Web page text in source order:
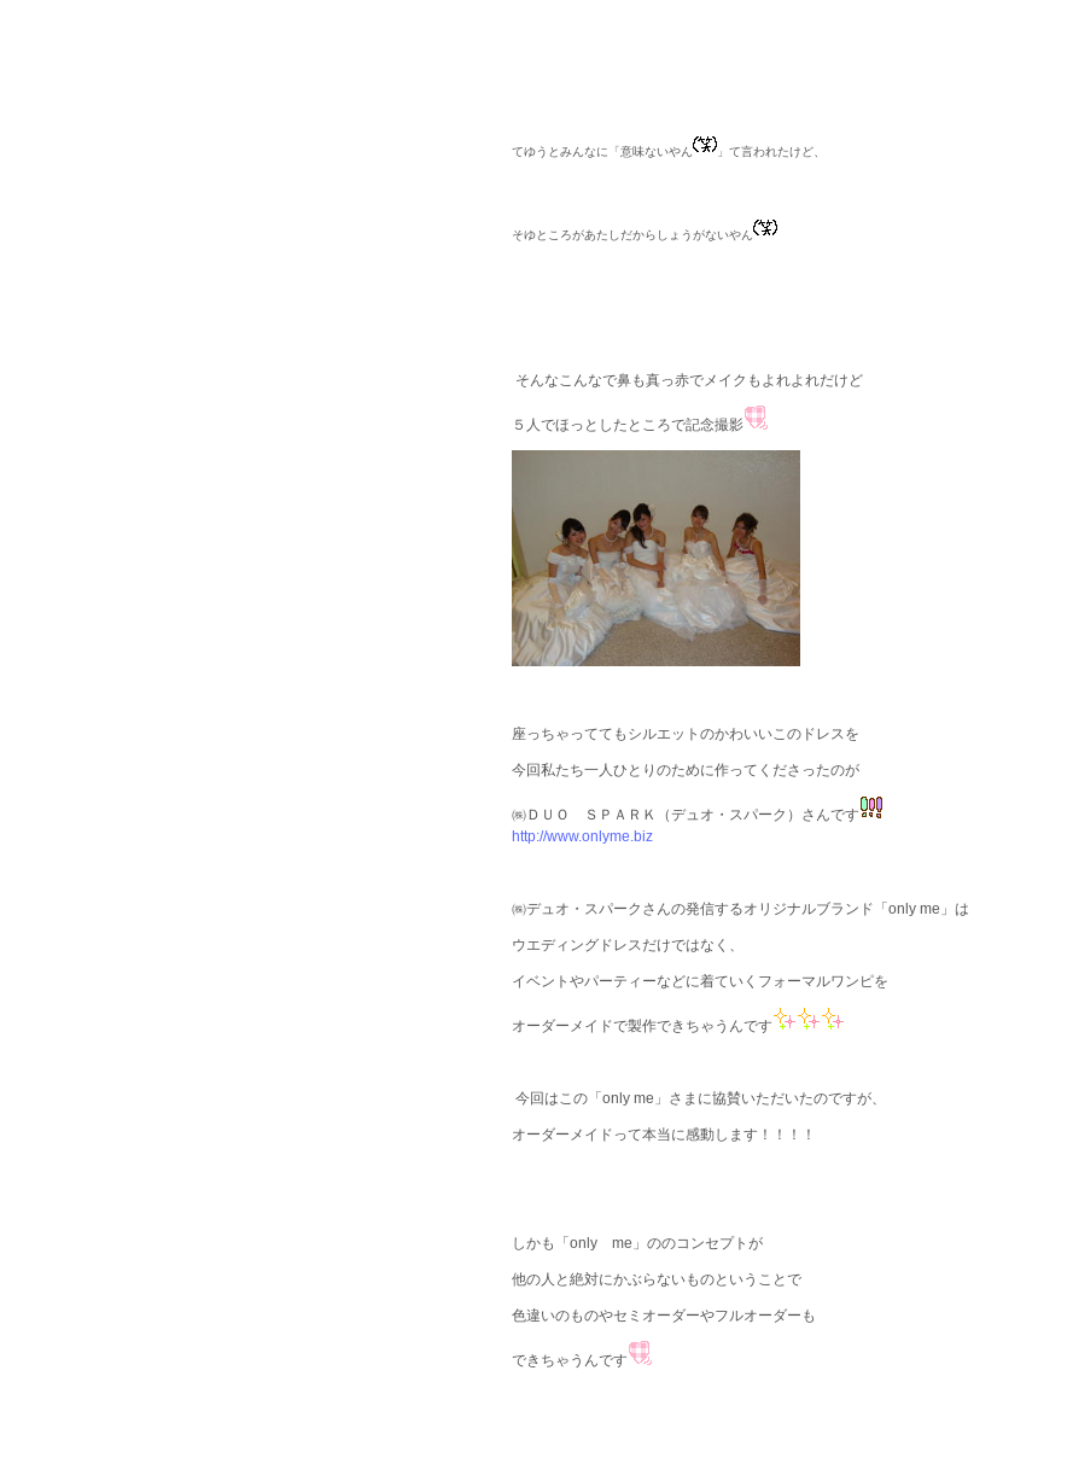
てゆうとみんなに「意味ないやん 」て言われたけど、
そゆところがあたしだからしょうがないやん
そんなこんなで鼻も真っ赤でメイクもよれよれだけど
５人でほっとしたところで記念撮影
座っちゃっててもシルエットのかわいいこのドレスを
今回私たち一人ひとりのために作ってくださったのが
㈱ＤＵＯ ＳＰＡＲＫ（デュオ・スパーク）さんです
http://www.onlyme.biz
㈱デュオ・スパークさんの発信するオリジナルブランド「only me」は
ウエディングドレスだけではなく、
イベントやパーティーなどに着ていくフォーマルワンピを
オーダーメイドで製作できちゃうんです
今回はこの「only me」さまに協賛いただいたのですが、
オーダーメイドって本当に感動します！！！！
しかも「only me」ののコンセプトが
他の人と絶対にかぶらないものということで
色違いのものやセミオーダーやフルオーダーも
できちゃうんです